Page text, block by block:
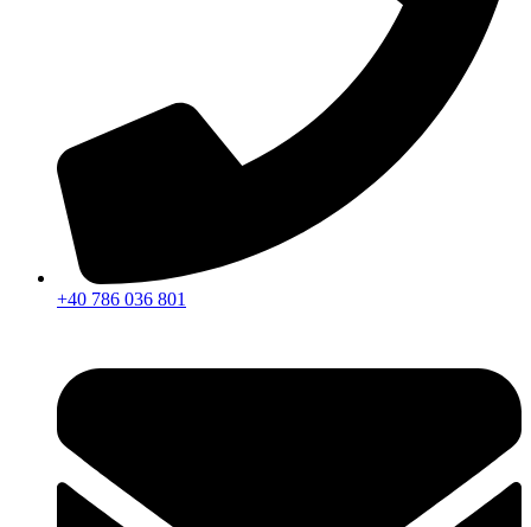
+40 786 036 801